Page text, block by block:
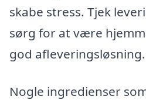
skabe stress. Tjek
sørg for at være
god afleveringsløsning.
Nogle ingredienser